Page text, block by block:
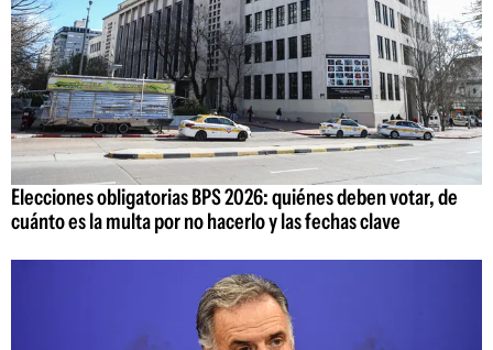
Elecciones obligatorias BPS 2026: quiénes deben votar, de
cuánto es la multa por no hacerlo y las fechas clave